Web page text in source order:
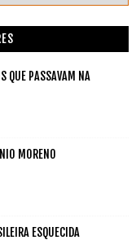
QUE PASSAVAM NA
MORENO
ESQUECIDA